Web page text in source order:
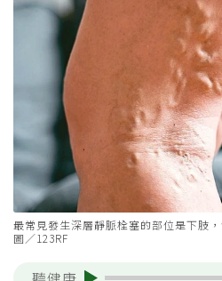
最常見發生深層靜脈栓塞的部位是下肢
圖／123RF